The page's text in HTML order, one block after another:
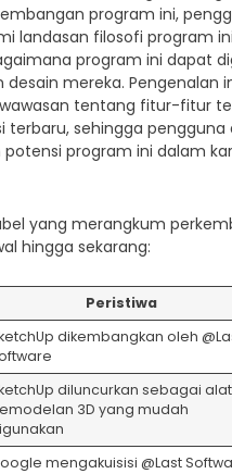
program ini,
landasan filosofi program ini
program ini dapat
mereka. Pengenalan
tentang fitur-fitur
terbaru, sehingga pengguna
program ini dalam
yang merangkum
hingga sekarang:
Peristiwa
dikembangkan oleh
diluncurkan sebagai alat
3D yang mudah
mengakuisisi @Last